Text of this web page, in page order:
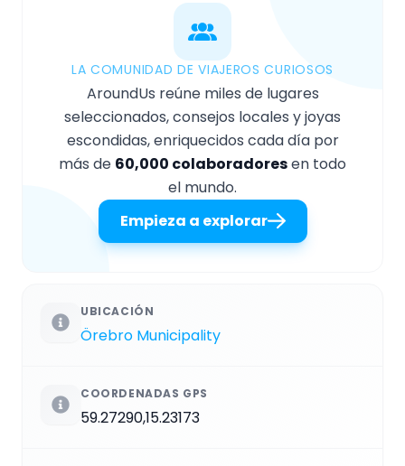
LA COMUNIDAD DE VIAJEROS CURIOSOS
AroundUs reúne miles de lugares
seleccionados, consejos locales y joyas
escondidas, enriquecidos cada día por
más de 60,000 colaboradoresen todo
el mundo.
Empieza a explorar
UBICACIÓN
Örebro Municipality
COORDENADAS GPS
59.27290,15.23173